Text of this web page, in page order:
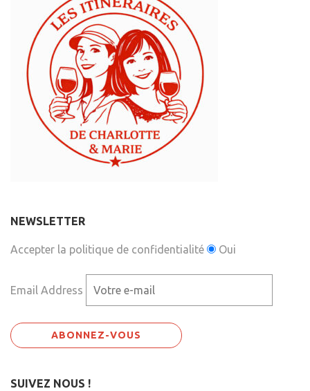
NEWSLETTER
Accepter la politique de confidentialité Oui
Email Address
SUIVEZ NOUS !